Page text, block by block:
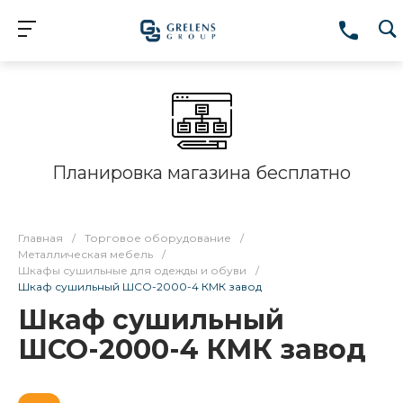
Планировка магазина бесплатно
Главная / Торговое оборудование
/
Металлическая мебель
/
Шкафы сушильные для одежды и обуви
/
Шкаф сушильный ШСО-2000-4 КМК завод
Шкаф сушильный
ШСО-2000-4 КМК завод